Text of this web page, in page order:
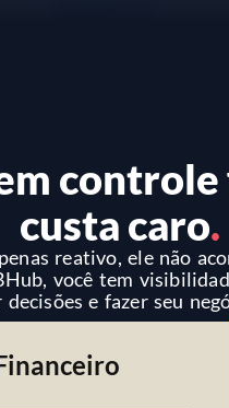
custa caro.
reativo, ele não
você tem
e fazer seu